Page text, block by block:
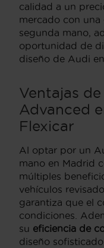
calidad a un
mercado con
segunda mano,
oportunidad de
diseño de Audi
Ventajas
Advanced
Flexicar
Al optar por un
mano en Madrid
múltiples
vehículos
garantiza que el
condiciones.
su eficiencia de
diseño